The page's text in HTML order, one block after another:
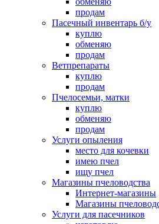
продам
Пасечный инвентарь б/у
куплю
обменяю
продам
Ветпрепараты
куплю
продам
Пчелосемьи, матки
куплю
обменяю
продам
Услуги опыления
место для кочевки
имею пчел
ищу пчел
Магазины пчеловодства
Интернет-магазины
Магазины
Услуги для пасечников